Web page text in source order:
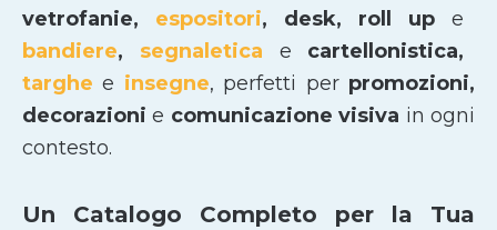
vetrofanie, espositori, desk, roll up e
bandiere, segnaletica e cartellonistica,
targhee insegne, perfetti per promozioni,
decorazionie comunicazione visiva in ogni
contesto.
Un Catalogo Completo per la Tua